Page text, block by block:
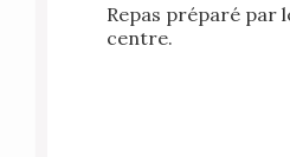
Repas préparé par
centre.